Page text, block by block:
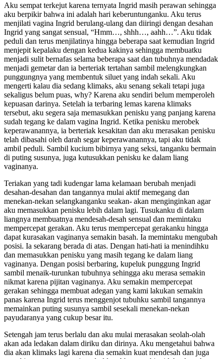
Aku sempat terkejut karena ternyata Ingrid masih perawan sehingga
aku berpikir bahwa ini adalah hari keberuntunganku. Aku terus
menjilati vagina Ingrid berulang-ulang dan diiringi dengan desahan
Ingrid yang sangat sensual, “Hmm…, shhh…, aahh…”. Aku tidak
peduli dan terus menjilatinya hingga beberapa saat kemudian Ingrid
menjepit kepalaku dengan kedua kakinya sehingga membuatku
menjadi sulit bernafas selama beberapa saat dan tubuhnya mendadak
menjadi gemetar dan ia berteriak tertahan sambil melengkungkan
punggungnya yang membentuk siluet yang indah sekali. Aku
mengerti kalau dia sedang klimaks, aku senang sekali tetapi juga
sekaligus belum puas, why? Karena aku sendiri belum memperoleh
kepuasan darinya. Setelah ia terbaring lemas karena klimaks
tersebut, aku segera saja memasukkan penisku yang panjang karena
sudah tegang ke dalam vagina Ingrid. Ketika penisku merobek
keperawanannya, ia berteriak kesakitan dan aku merasakan penisku
telah dibasahi oleh darah segar keperawanannya, tapi aku tidak
ambil peduli. Sambil kucium bibirnya yang seksi, tanganku bermain
di puting susunya, juga kutusukkan penisku ke dalam liang
vaginanya.
Teriakan yang tadi kudengar lama kelamaan berubah menjadi
desahan-desahan dan tangannya mulai aktif memegang dan
menekan-nekan selangkanganku seakan- akan menginginkan agar
aku memasukkan penisku lebih dalam lagi. Tusukanku di dalam
liangnya membuatnya mendesah-desah sensual dan memintaku
mempercepat gerakan. Aku terus mempercepat gerakanku hingga
dapat kurasakan vaginanya semakin basah. Ia memintaku mengubah
posisi. Ia sekarang berada di atas. Dengan hati-hati ia menindihku
dan memasukkan penisku yang masih tegang ke dalam liang
vaginanya. Dengan posisi berbaring, kupeluk punggung Ingrid
sambil menaik-turunkan tubuhnya sehingga aku merasa semakin
nikmat karena pijitan vaginanya. Aku semakin mempercepat
gerakan sehingga membuat adegan yang kami lakukan semakin
panas karena Ingrid terus menggenjot tubuhku sambil tangannya
memainkan puting susunya sambil sesekali menekan-nekan
payudaranya yang cukup besar itu.
Setengah jam terus berlalu dan aku mulai merasakan seolah-olah
akan ada ledakan dalam diriku dan dirinya. Aku mengetahui bahwa
dia akan klimaks lagi karena dia semakin kuat mendesah dan juga